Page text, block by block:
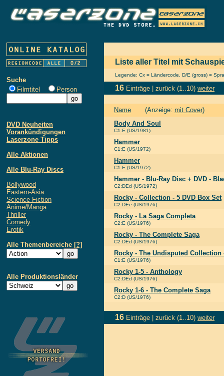
Suche
Filmtitel
Person
DVD Neuheiten
Vorankündigungen
Laserzone Tipps
Alle Aktionen
Alle Blu-Ray Discs
Bollywood
Eastern-Asia
Science Fiction
Anime/Manga
Thriller
Comedy
Erotik
Alle Themenbereiche [?]
Alle Produktionsländer
Liste aller Titel mit
Legende: Cx = Ländercode, D/E (gross) =
16 Einträge | zurück (1..10) weiter
Name (Anzeige: mit Cover)
Body And Soul
C1:E (US/1981)
Hammer
C1:E (US/1972)
Hammer
C1:E (US/1972)
Hammer - Blu-Ray Disc + DVD -
C2:DEd (US/1972)
Rocky - Collection - 5 DVD Box Set
C2:DEe (US/1976)
Rocky - La Saga Completa
C2:E (US/1976)
Rocky - The Complete Saga
C2:DEd (US/1976)
Rocky - The Undisputed Collection
C1:E (US/1976)
Rocky 1-5 - Anthology
C2:DEd (US/1976)
Rocky 1-6 - The Complete Saga
C2:D (US/1976)
16 Einträge | zurück (1..10) weiter